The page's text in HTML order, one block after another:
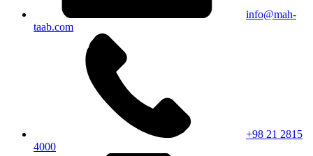
info@mah-
taab.com
+98 21 2815
4000